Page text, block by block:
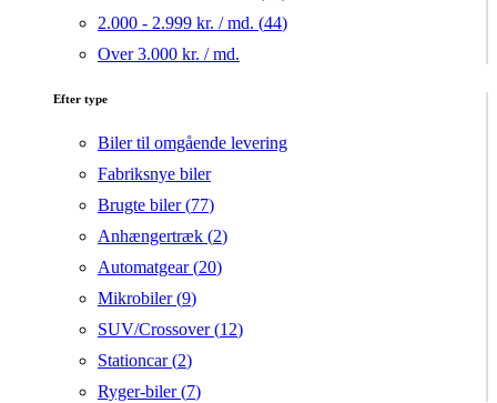
2.000 - 2.999 kr. / md. (44)
Over 3.000 kr. / md.
Efter type
Biler til omgående levering
Fabriksnye biler
Brugte biler (77)
Anhængertræk (2)
Automatgear (20)
Mikrobiler (9)
SUV/Crossover (12)
Stationcar (2)
Ryger-biler (7)